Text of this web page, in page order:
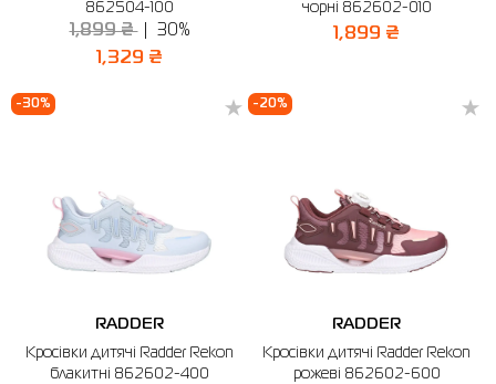
862504-100
1,899 ₴ 30%
1,329 ₴
чорні 862602-010
1,899 ₴
-30%
RADDER
Кросівки дитячі Radder Rekon
блакитні 862602-400
-20%
RADDER
Кросівки дитячі Radder Rekon
рожеві 862602-600